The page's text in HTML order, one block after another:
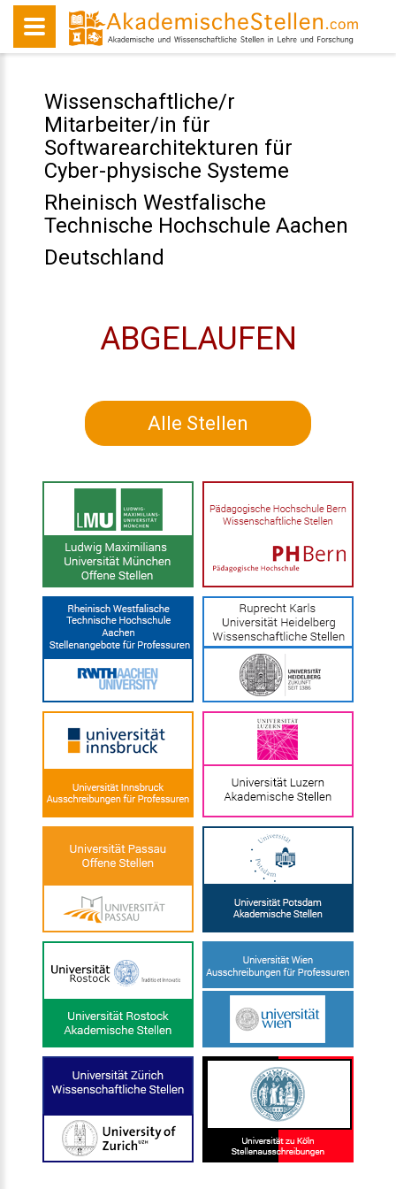
Wissenschaftliche/r
Mitarbeiter/in für
Softwarearchitekturen für
Cyber-physische Systeme
Rheinisch Westfalische
Technische Hochschule Aachen
Deutschland
ABGELAUFEN
Alle Stellen